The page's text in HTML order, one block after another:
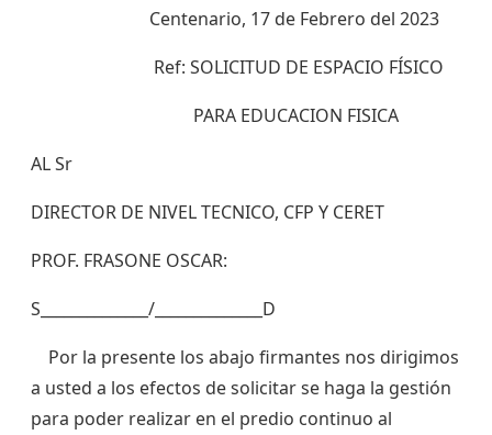
Centenario, 17 de Febrero del 2023
Ref: SOLICITUD DE ESPACIO FÍSICO
PARA EDUCACION FISICA
AL Sr
DIRECTOR DE NIVEL TECNICO, CFP Y CERET
PROF. FRASONE OSCAR:
S______________/______________D
Por la presente los abajo firmantes nos dirigimos
a usted a los efectos de solicitar se haga la gestión
para poder realizar en el predio continuo al